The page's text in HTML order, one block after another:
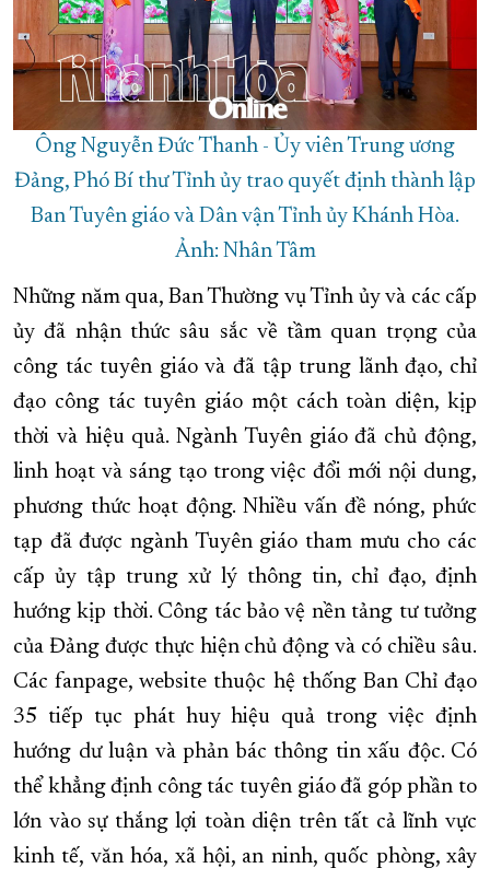
Ông Nguyễn Đức Thanh - Ủy viên Trung ương
Đảng, Phó Bí thư Tỉnh ủy trao quyết định thành lập
Ban Tuyên giáo và Dân vận Tỉnh ủy Khánh Hòa.
Ảnh: Nhân Tâm
Những năm qua, Ban Thường vụ Tỉnh ủy và các cấp
ủy đã nhận thức sâu sắc về tầm quan trọng của
công tác tuyên giáo và đã tập trung lãnh đạo, chỉ
đạo công tác tuyên giáo một cách toàn diện, kịp
thời và hiệu quả. Ngành Tuyên giáo đã chủ động,
linh hoạt và sáng tạo trong việc đổi mới nội dung,
phương thức hoạt động. Nhiều vấn đề nóng, phức
tạp đã được ngành Tuyên giáo tham mưu cho các
cấp ủy tập trung xử lý thông tin, chỉ đạo, định
hướng kịp thời. Công tác bảo vệ nền tảng tư tưởng
của Đảng được thực hiện chủ động và có chiều sâu.
Các fanpage, website thuộc hệ thống Ban Chỉ đạo
35 tiếp tục phát huy hiệu quả trong việc định
hướng dư luận và phản bác thông tin xấu độc. Có
thể khẳng định công tác tuyên giáo đã góp phần to
lớn vào sự thắng lợi toàn diện trên tất cả lĩnh vực
kinh tế, văn hóa, xã hội, an ninh, quốc phòng, xây